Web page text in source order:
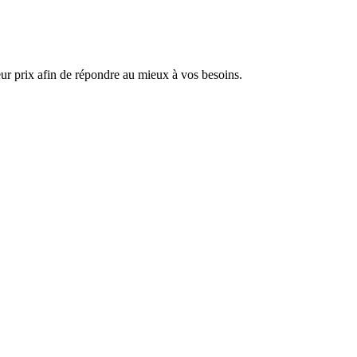
prix afin de répondre au mieux à vos besoins.